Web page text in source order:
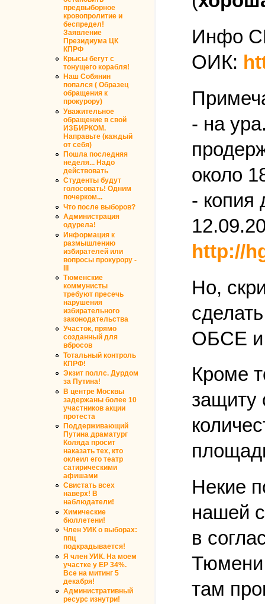
предвыборное
кровопролитие и
беспредел!
Заявление
Президиума ЦК
КПРФ
Крысы бегут с
тонущего корабля!
Наш Собянин
попался ( Образец
обращения к
прокурору)
Уважительное
обращение в свой
ИЗБИРКОМ.
Направьте (каждый
от себя)
Пошла последняя
неделя... Надо
действовать
Студенты будут
голосовать! Одним
почерком...
Что после выборов?
Администрация
одурела!
Информация к
размышлению
избирателей или
вопросы прокурору -
III
Тюменские
коммунисты
требуют пресечь
нарушения
избирательного
законодательства
Участок, прямо
созданный для
вбросов
Тотальный контроль
КПРФ!
Экзит поллс. Дурдом
за Путина!
В центре Москвы
задержаны более 10
участников акции
протеста
Поддерживающий
Путина драматург
Коляда просит
наказать тех, кто
оклеил его театр
сатирическими
афишами
Свистать всех
наверх! В
наблюдатели!
Химические
бюллетени!
Член УИК о выборах:
ппц
подкрадывается!
Я член УИК. На моем
участке у ЕР 34%.
Все на митинг 5
декабря!
Административный
ресурс изнутри!
Инфо
ОИК:
- на
около
- копия
http://
Но,
ОБСЕ и
Кроме
защиту
Некие
нашей
в
Тюмени
там